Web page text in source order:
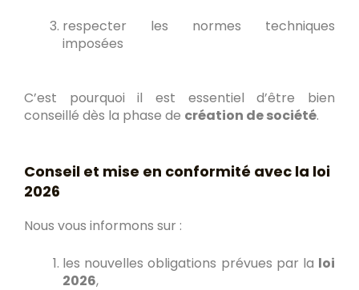
respecter les normes techniques
imposées
C’est pourquoi il est essentiel d’être bien
conseillé dès la phase de création de société.
Conseil et mise en conformité avec la loi
2026
Nous vous informons sur :
les nouvelles obligations prévues par la loi
2026,